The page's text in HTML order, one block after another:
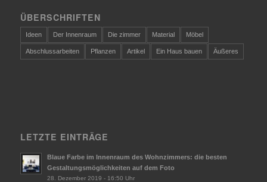
ÜBERSCHRIFTEN
Ideen Der Innenraum Die zimmer Material Möbel
Abschlussarbeiten Pflanzen Artikel Ein Haus bauen Äußeres
LETZTE EINTRÄGE
Blaue Farbe im Innenraum des Wohnzimmers: die besten
Gestaltungsmöglichkeiten auf dem Foto
28. Dezember 2019 - 16:50 Uhr